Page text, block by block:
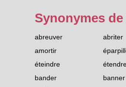
Synonymes de
abreuver abriter
amortir
éteindre
bander
banner